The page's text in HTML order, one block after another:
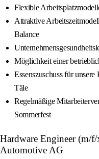
Flexible
Attraktive
Balance
Möglichkeit einer
Essenszuschuss für
Täle
Regelmäßige
Sommerfest
Hardware Engineer (m/
Automotive AG